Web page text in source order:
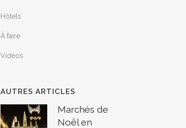
Hôtels
À faire
Vidéos
AUTRES ARTICLES
Marchés de
Noël en